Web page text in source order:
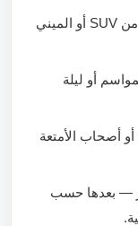
السيدان الاقتصادي أرخص من SUV أو الميني
أو ليلة
أصحاب الأمتعة
— بعدها حسب